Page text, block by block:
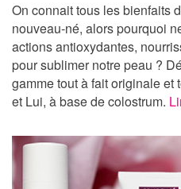
On connait tous les bienfaits
nouveau-né, alors pourquoi
actions antioxydantes,
pour sublimer notre peau ?
gamme tout à fait originale
et Lui, à base de colostrum.